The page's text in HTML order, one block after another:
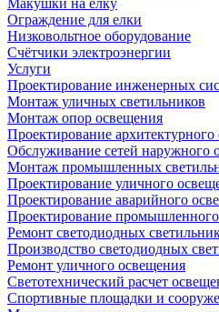
Макушки на елку
Ограждение для елки
Низковольтное оборудование
Счётчики электроэнергии
Услуги
Проектирование инженерных
Монтаж уличных светильников
Монтаж опор освещения
Проектирование
Обслуживание сетей наружного
Монтаж промышленных
Проектирование уличного
Проектирование аварийного
Проектирование
Ремонт светодиодных
Производство светодиодных
Ремонт уличного освещения
Светотехнический расчет
Спортивные площадки и